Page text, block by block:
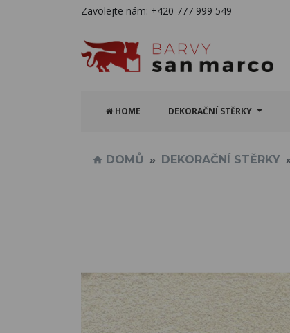
Zavolejte nám: +420 777 999 549
HOME DEKORAČNÍ STĚRKY
DOMŮ DEKORAČNÍ STĚRKY